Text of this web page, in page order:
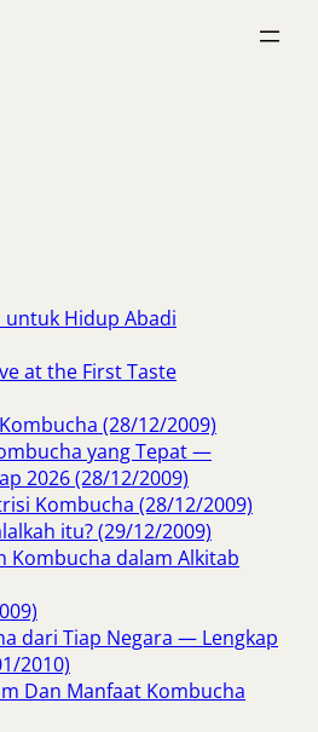
untuk Hidup Abadi
at the First Taste
(28/12/2009)
yang Tepat —
2026 (28/12/2009)
Kombucha (28/12/2009)
itu? (29/12/2009)
Kombucha dalam Alkitab
dari Tiap Negara — Lengkap
2010)
Dan Manfaat Kombucha